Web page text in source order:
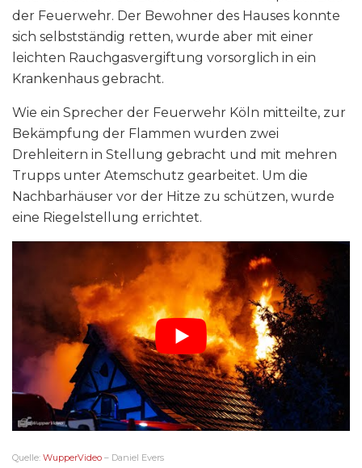
der Feuerwehr. Der Bewohner des Hauses konnte
sich selbstständig retten, wurde aber mit einer
leichten Rauchgasvergiftung vorsorglich in ein
Krankenhaus gebracht.
Wie ein Sprecher der Feuerwehr Köln mitteilte, zur
Bekämpfung der Flammen wurden zwei
Drehleitern in Stellung gebracht und mit mehren
Trupps unter Atemschutz gearbeitet. Um die
Nachbarhäuser vor der Hitze zu schützen, wurde
eine Riegelstellung errichtet.
Quelle: WupperVideo – Daniel Evers